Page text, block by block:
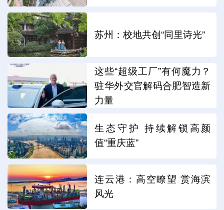
苏州：校地共创“同里诗光”
这些“超级工厂”有何魔力？
驻华外交官解码合肥智造新
力量
生态守护 持续解锁高颜
值“重庆蓝”
连云港：高空瞭望 赏海滨
风光